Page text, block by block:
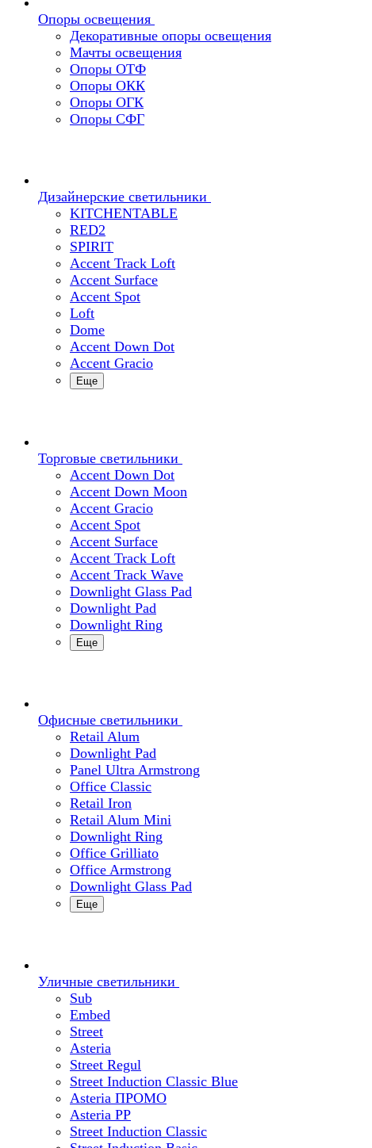
Опоры освещения
Декоративные опоры освещения
Мачты освещения
Опоры ОТФ
Опоры ОКК
Опоры ОГК
Опоры СФГ
Дизайнерские светильники
KITCHENTABLE
RED2
SPIRIT
Accent Track Loft
Accent Surface
Accent Spot
Loft
Dome
Accent Down Dot
Accent Gracio
Еще
Торговые светильники
Accent Down Dot
Accent Down Moon
Accent Gracio
Accent Spot
Accent Surface
Accent Track Loft
Accent Track Wave
Downlight Glass Pad
Downlight Pad
Downlight Ring
Еще
Офисные светильники
Retail Alum
Downlight Pad
Panel Ultra Armstrong
Office Classic
Retail Iron
Retail Alum Mini
Downlight Ring
Office Grilliato
Office Armstrong
Downlight Glass Pad
Еще
Уличные светильники
Sub
Embed
Street
Asteria
Street Regul
Street Induction Classic Blue
Asteria ПРОМО
Asteria PP
Street Induction Classic